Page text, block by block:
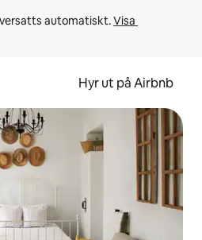
automatiskt. Visa
Hyr ut på Airbnb